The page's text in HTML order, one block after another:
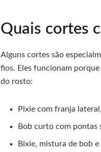
Quais cortes
Alguns cortes são
fios. Eles funcionam
do rosto:
Pixie com franja
Bob curto com pontas
Bixie, mistura de bob